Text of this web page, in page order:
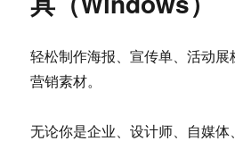
轻松制作海报、宣传单、活动
营销素材。
无论你是企业、设计师、自媒